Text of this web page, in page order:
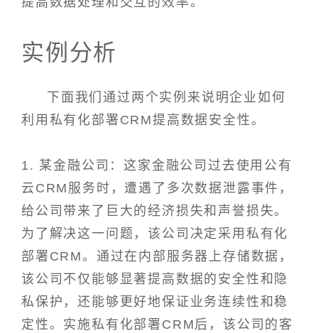
实例分析
下面我们通过两个实例来说明企业如何
利用私有化部署CRM提高数据安全性。
1. 某金融公司：这家金融公司过去使用公有
云CRM服务时，遭遇了多次数据泄露事件，
给公司带来了巨大的经济损失和声誉损失。
为了解决这一问题，该公司决定采用私有化
部署CRM。通过在内部服务器上存储数据，
该公司不仅能够显著提高数据的安全性和隐
私保护，还能够更好地保证业务连续性和稳
定性。实施私有化部署CRM后，该公司的客